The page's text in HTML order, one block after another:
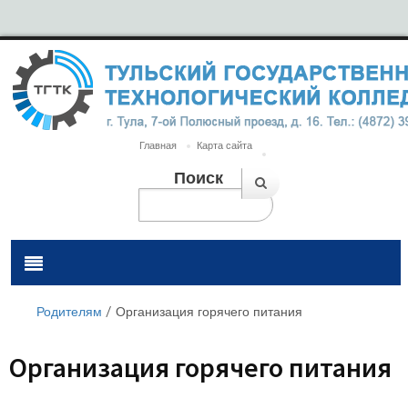
Главная Карта сайта
Поиск
Родителям / Организация горячего питания
Организация горячего питания